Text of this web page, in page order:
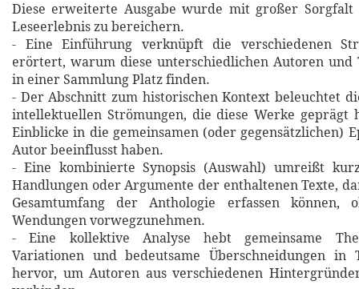
Diese erweiterte Ausgabe wurde mit großer
Leseerlebnis zu bereichern.
- Eine Einführung verknüpft die verschiedenen
erörtert, warum diese unterschiedlichen Autoren und
in einer Sammlung Platz finden.
- Der Abschnitt zum historischen Kontext beleuchtet
intellektuellen Strömungen, die diese Werke geprägt
Einblicke in die gemeinsamen (oder gegensätzlichen)
Autor beeinflusst haben.
- Eine kombinierte Synopsis (Auswahl) umreißt
Handlungen oder Argumente der enthaltenen Texte,
Gesamtumfang der Anthologie erfassen können,
Wendungen vorwegzunehmen.
- Eine kollektive Analyse hebt gemeinsame
Variationen und bedeutsame Überschneidungen in
hervor, um Autoren aus verschiedenen